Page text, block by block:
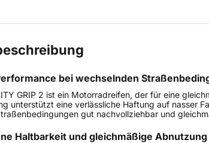
bei wechselnden
GRIP 2 ist ein Motorradreifen, der für eine
unterstützt eine verlässliche Haftung auf nasser
gut nachvollziehbar und
Haltbarkeit und gleichmäßige Abnutzung